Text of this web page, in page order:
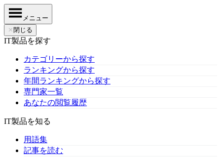
メニュー
✕ 閉じる
IT製品を探す
カテゴリーから探す
ランキングから探す
年間ランキングから探す
専門家一覧
あなたの閲覧履歴
IT製品を知る
用語集
記事を読む